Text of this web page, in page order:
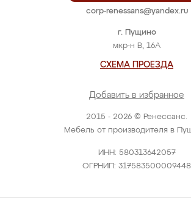
2015 - 2026 © Ренессанс.
Мебель от производителя в
ИНН: 580313642057
ОГРНИП: 317583500009448
г. Пущино
мкр-н В, 16А
СХЕМА ПРОЕЗДА
Добавить в избранное
corp-renessans@yandex.ru